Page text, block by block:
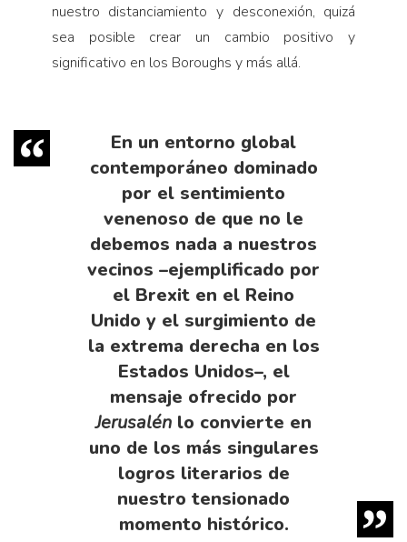
nuestro distanciamiento y desconexión, quizá
sea posible crear un cambio positivo y
significativo en los Boroughs y más allá.
En un entorno global
contemporáneo dominado
por el sentimiento
venenoso de que no le
debemos nada a nuestros
vecinos –ejemplificado por
el Brexit en el Reino
Unido y el surgimiento de
la extrema derecha en los
Estados Unidos–, el
mensaje ofrecido por
Jerusalén lo convierte en
uno de los más singulares
logros literarios de
nuestro tensionado
momento histórico.